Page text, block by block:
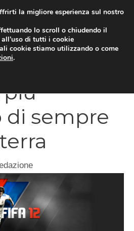
il gioco
più
sempre
la migliore esperienza sul nostro
lo scroll o chiudendo il
di tutti i cookie
cookie stiamo utilizzando o come
.